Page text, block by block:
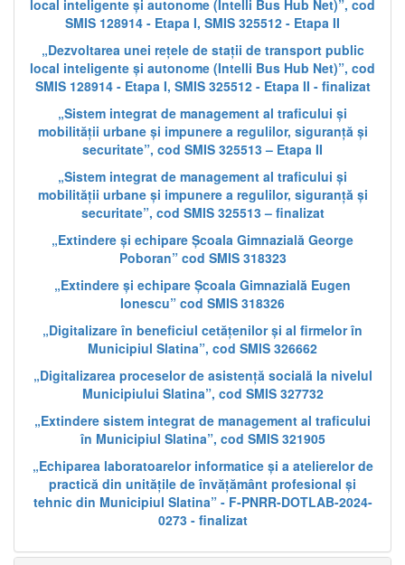
local inteligente și autonome (Intelli Bus Hub Net)”, cod
SMIS 128914 - Etapa I, SMIS 325512 - Etapa II
„Dezvoltarea unei rețele de stații de transport public
local inteligente și autonome (Intelli Bus Hub Net)”, cod
SMIS 128914 - Etapa I, SMIS 325512 - Etapa II - finalizat
„Sistem integrat de management al traficului și
mobilității urbane și impunere a regulilor, siguranță și
securitate”, cod SMIS 325513 – Etapa II
„Sistem integrat de management al traficului și
mobilității urbane și impunere a regulilor, siguranță și
securitate”, cod SMIS 325513 – finalizat
„Extindere și echipare Școala Gimnazială George
Poboran” cod SMIS 318323
„Extindere și echipare Școala Gimnazială Eugen
Ionescu” cod SMIS 318326
„Digitalizare în beneficiul cetățenilor și al firmelor în
Municipiul Slatina”, cod SMIS 326662
„Digitalizarea proceselor de asistență socială la nivelul
Municipiului Slatina”, cod SMIS 327732
„Extindere sistem integrat de management al traficului
în Municipiul Slatina”, cod SMIS 321905
„Echiparea laboratoarelor informatice și a atelierelor de
practică din unitățile de învățământ profesional și
tehnic din Municipiul Slatina” - F-PNRR-DOTLAB-2024-
0273 - finalizat